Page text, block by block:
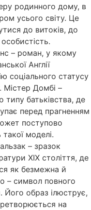
родинного дому, в
усього світу. Це
до витоків, до
– роман, у якому
Англії
соціального статусу
Містер Домбі –
типу батьківства, де
перед прагненням
поступово
моделі.
– зразок
ХІХ століття, де
як безмежна й
– символ повного
Його образ ілюструє,
на